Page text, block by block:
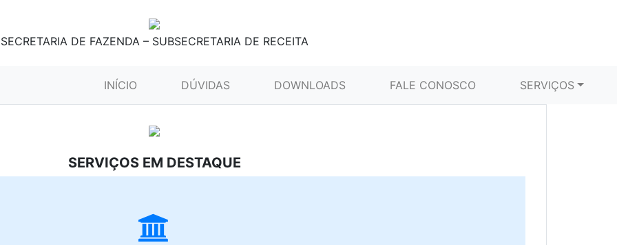
SECRETARIA DE FAZENDA – SUBSECRETARIA DE RECEITA
INÍCIO (CURRENT)DÚVIDAS DOWNLOADS FALE CONOSCO SERVIÇOS
SERVIÇOS EM DESTAQUE